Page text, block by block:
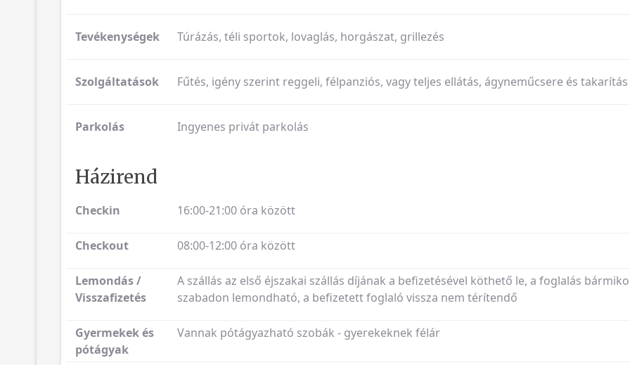
Tevékenységek Túrázás, téli sportok, lovaglás, horgászat, grillezés
Szolgáltatások Fűtés, igény szerint reggeli, félpanziós, vagy teljes ellátás, ágyneműcsere és takarítás
Parkolás Ingyenes privát parkolás
Házirend
Checkin 16:00-21:00 óra között
Checkout 08:00-12:00 óra között
Lemondás /
Visszafizetés
A szállás az első éjszakai szállás díjának a befizetésével köthető le, a foglalás
szabadon lemondható, a befizetett foglaló vissza nem térítendő
Gyermekek és
pótágyak
Vannak pótágyazható szobák - gyerekeknek félár